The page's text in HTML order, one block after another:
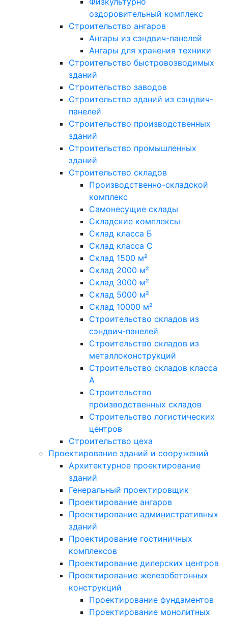
оздоровительный комплекс
Строительство ангаров
Ангары из сэндвич-панелей
Ангары для хранения техники
Строительство быстровозводимых
зданий
Строительство заводов
Строительство зданий из сэндвич-
панелей
Строительство производственных
зданий
Строительство промышленных
зданий
Строительство складов
Производственно-складской
комплекс
Самонесущие склады
Складские комплексы
Склад класса Б
Склад класса С
Склад 1500 м²
Склад 2000 м²
Склад 3000 м²
Склад 5000 м²
Склад 10000 м²
Строительство складов из
сэндвич-панелей
Строительство складов из
металлоконструкций
Строительство складов класса
А
Строительство
производственных складов
Строительство логистических
центров
Строительство цеха
Проектирование зданий и сооружений
Архитектурное проектирование
зданий
Генеральный проектировщик
Проектирование ангаров
Проектирование административных
зданий
Проектирование гостиничных
комплексов
Проектирование дилерских центров
Проектирование железобетонных
конструкций
Проектирование фундаментов
Проектирование монолитных